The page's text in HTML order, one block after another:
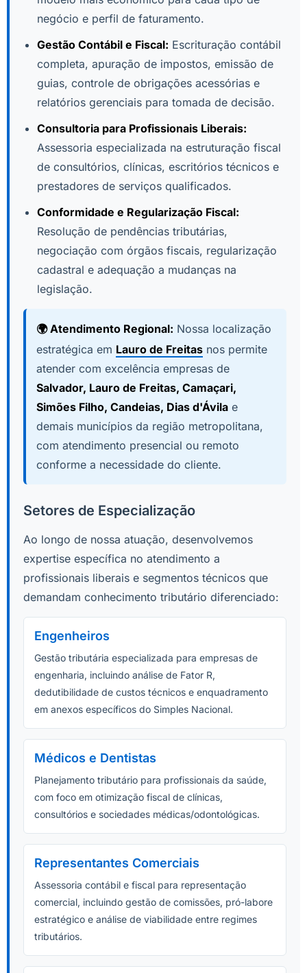
negócio e perfil de faturamento.
Gestão Contábil e Fiscal: Escrituração contábil
completa, apuração de impostos, emissão de
guias, controle de obrigações acessórias e
relatórios gerenciais para tomada de decisão.
Consultoria para Profissionais Liberais:
Assessoria especializada na estruturação fiscal
de consultórios, clínicas, escritórios técnicos e
prestadores de serviços qualificados.
Conformidade e Regularização Fiscal:
Resolução de pendências tributárias,
negociação com órgãos fiscais, regularização
cadastral e adequação a mudanças na
legislação.
🌍 Atendimento Regional: Nossa localização
estratégica em Lauro de Freitas nos permite
atender com excelência empresas de
Salvador, Lauro de Freitas, Camaçari,
Simões Filho, Candeias, Dias d'Ávila e
demais municípios da região metropolitana,
com atendimento presencial ou remoto
conforme a necessidade do cliente.
Setores de Especialização
Ao longo de nossa atuação, desenvolvemos
expertise específica no atendimento a
profissionais liberais e segmentos técnicos que
demandam conhecimento tributário diferenciado:
Engenheiros
Gestão tributária especializada para empresas de
engenharia, incluindo análise de Fator R,
dedutibilidade de custos técnicos e enquadramento
em anexos específicos do Simples Nacional.
Médicos e Dentistas
Planejamento tributário para profissionais da saúde,
com foco em otimização fiscal de clínicas,
consultórios e sociedades médicas/odontológicas.
Representantes Comerciais
Assessoria contábil e fiscal para representação
comercial, incluindo gestão de comissões, pró-labore
estratégico e análise de viabilidade entre regimes
tributários.